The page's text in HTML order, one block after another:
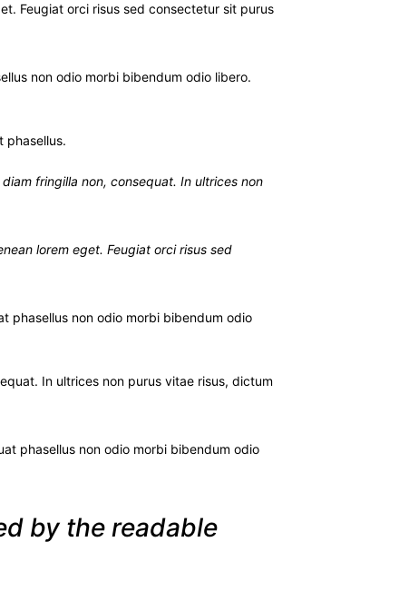
Feugiat orci risus sed consectetur sit purus
non odio morbi bibendum odio libero.
phasellus.
fringilla non, consequat. In ultrices non
lorem eget. Feugiat orci risus sed
phasellus non odio morbi bibendum odio
In ultrices non purus vitae risus, dictum
phasellus non odio morbi bibendum odio
by the readable